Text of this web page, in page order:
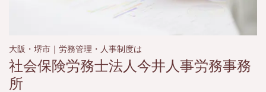
大阪・堺市｜労務管理・人事制度は
社会保険労務士法人今井人事労務事務
所